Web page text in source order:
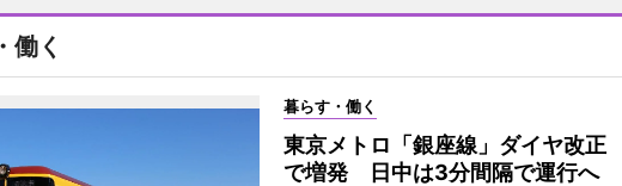
働く
暮らす・働く
東京メトロ「銀座線」ダイヤ改正
で増発 日中は3分間隔で運行へ